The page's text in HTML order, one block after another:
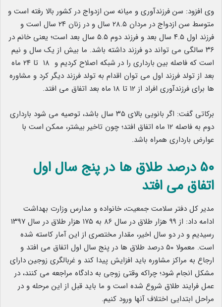
وی افزود: سن فرزندآوری و میانه سن ازدواج در کشور بالا رفته است و
متوسط سن ازدواج در مردان ۲۸.۵ سال و در زنان ٢۴ سال است و
فرزند اول ۴.۵ سال بعد و فرزند دوم ۵.۵ سال بعد است؛ یعنی خانم در
۳۶ سالگی می ‌تواند دو فرزند داشته باشد. ما بیش از یک سال و نیم
است که فاصله بین بارداری را در شبکه اصلاح کردیم و ١٨ تا ٢۴ ماه
بعد از تولد فرزند اول می‌ توان اقدام به تولد فرزند دیگر کرد و مشاوره
‌ها برای فرزندآوری افراد از ١٢ تا ١٨ ماه بعد اتفاق می ‌افتد.
برکاتی گفت: اگر بانویی بالای ۳۵ سال باشد، توصیه می ‌شود بارداری
دوم به فاصله ۱۲ ماه اتفاق افتد؛ چون تاخیر بیشتر، ممکن است با
عوارض بارداری همراه باشد.
۵٠ درصد طلاق ‌ها در پنج سال اول
اتفاق می افتد
مدیر کل دفتر سلامت جمعیت، خانواده و مدارس وزارت بهداشت
ادامه داد: از ٩٩ هزار طلاق در سال ٨۶ به ۱۷۵ هزار طلاق در سال ۱۳۹۷
رسیدیم و در دو سال اخیر، مقدار مختصری از این آمار کاسته شده
است. معمولا ۵٠ درصد طلاق ‌ها در پنج سال اول اتفاق می افتد و
ارجاع به مراکز مشاوره باید افزایش پیدا کند و غربالگری زوجین دارای
مشکل انجام شود؛ چراکه وقتی زوجی به دادگاه مراجعه می ‌کنند، در
عمل فرایند طلاق شروع شده است و ما باید قبل از این مرحله و در
مراحل ابتدایی اختلاف آنها ورود کنیم.